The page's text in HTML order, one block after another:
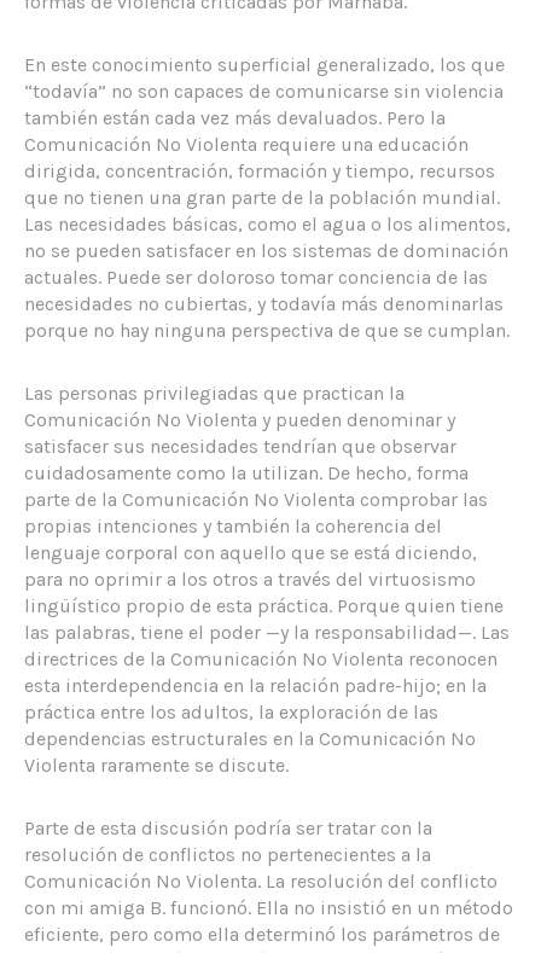
En este conocimiento superficial generalizado, los que
“todavía” no son capaces de comunicarse sin violencia
también están cada vez más devaluados. Pero la
Comunicación No Violenta requiere una educación
dirigida, concentración, formación y tiempo, recursos
que no tienen una gran parte de la población mundial.
Las necesidades básicas, como el agua o los alimentos,
no se pueden satisfacer en los sistemas de dominación
actuales. Puede ser doloroso tomar conciencia de las
necesidades no cubiertas, y todavía más denominarlas
porque no hay ninguna perspectiva de que se cumplan.
Las personas privilegiadas que practican la
Comunicación No Violenta y pueden denominar y
satisfacer sus necesidades tendrían que observar
cuidadosamente como la utilizan. De hecho, forma
parte de la Comunicación No Violenta comprobar las
propias intenciones y también la coherencia del
lenguaje corporal con aquello que se está diciendo,
para no oprimir a los otros a través del virtuosismo
lingüístico propio de esta práctica. Porque quien tiene
las palabras, tiene el poder —y la responsabilidad—. Las
directrices de la Comunicación No Violenta reconocen
esta interdependencia en la relación padre-hijo; en la
práctica entre los adultos, la exploración de las
dependencias estructurales en la Comunicación No
Violenta raramente se discute.
Parte de esta discusión podría ser tratar con la
resolución de conflictos no pertenecientes a la
Comunicación No Violenta. La resolución del conflicto
con mi amiga B. funcionó. Ella no insistió en un método
eficiente, pero como ella determinó los parámetros de